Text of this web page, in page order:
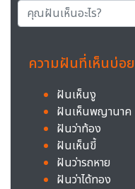
ความฝันที่เห็นบ่อย
ฝันเห็นงู
ฝันเห็นพญานาค
ฝันว่าท้อง
ฝันเห็นขี้
ฝันว่ารถหาย
ฝันว่าได้ทอง